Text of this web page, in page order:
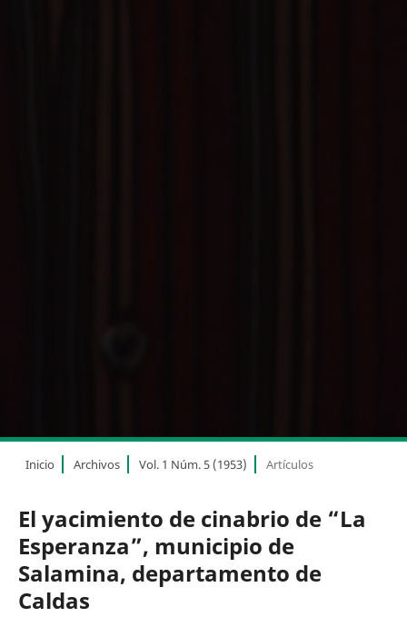
Inicio Archivos Vol. 1 Núm. 5 (1953) Artículos
El yacimiento de cinabrio de “La
Esperanza”, municipio de
Salamina, departamento de
Caldas